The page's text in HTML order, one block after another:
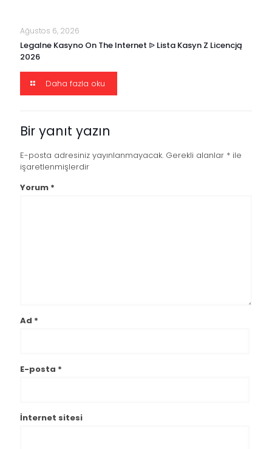
Ağustos 6, 2026
Legalne Kasyno On The Internet ᐉ Lista Kasyn Z Licencją
2026
Daha fazla oku
Bir yanıt yazın
E-posta adresiniz yayınlanmayacak. Gerekli alanlar * ile
işaretlenmişlerdir
Yorum *
Ad *
E-posta *
İnternet sitesi